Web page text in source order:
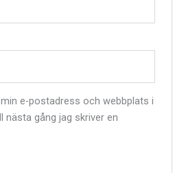
e-postadress och webbplats i
nästa gång jag skriver en